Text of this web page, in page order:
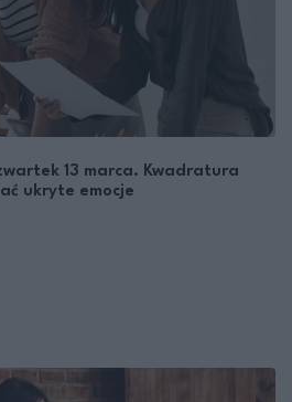
13 marca. Kwadratura
ukryte emocje